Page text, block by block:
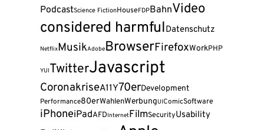
PodcastScience FictionHouseFDPBahnVideo
considered harmfulDatenschutz
NetflixMusikAdobeBrowserFirefoxWorkPHP
YUITwitterJavascript
CoronakriseA11Y70erDevelopment
Performance80erWahlenWerbungUIComicSoftware
iPhoneiPadAFDInternetFilmSecurityUsability